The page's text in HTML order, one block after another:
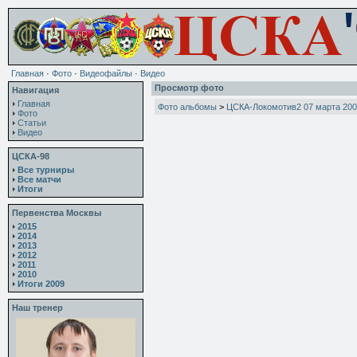
Главная · Фото · Видеофайлы · Видео
Навигация
Главная
Фото
Статьи
Видео
ЦСКА-98
Все турниры
Все матчи
Итоги
Первенства Москвы
2015
2014
2013
2012
2011
2010
Итоги 2009
Наш тренер
Просмотр фото
Фото альбомы > ЦСКА-Локомотив2 07 марта